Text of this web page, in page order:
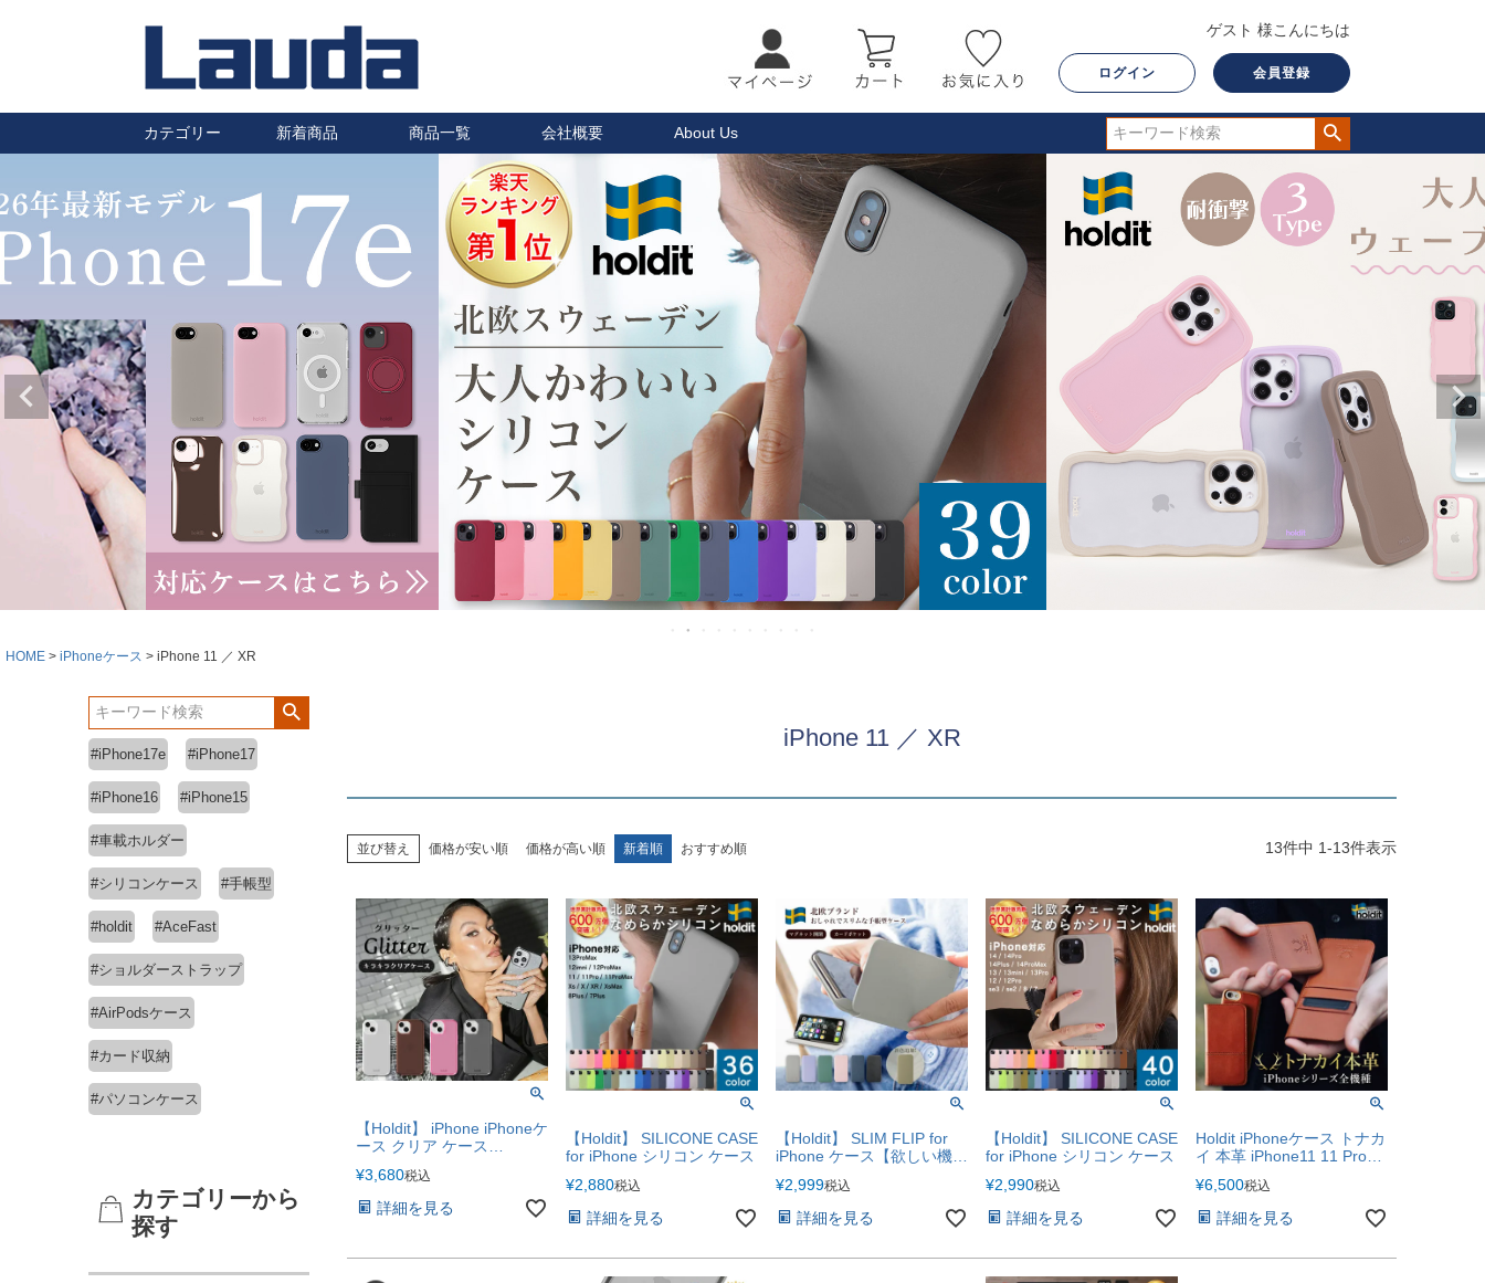
ゲスト 様こんにちは
ログイン 会員登録
カテゴリー
ー
ー
新着商品 商品一覧 会社概要 About Us
HOME iPhoneケース iPhone 11 ／ XR
#iPhone17e #iPhone17
#iPhone16 #iPhone15
#車載ホルダー
#シリコンケース #手帳型
#holdit #AceFast
#ショルダーストラップ
#AirPodsケース
#カード収納
#パソコンケース
カテゴリーから
探す
iPhone 11 ／ XR
並び替え 価格が安い順 価格が高い順 新着順 おすすめ順 13件中 1-13件表示
【Holdit】 iPhone iPhoneケ
ース クリア ケース
iPhone16Pro iPhone16e
iPhone15 iPhone15Pro
iPhone14 iPhone13
¥3,680税込
詳細を見る
【Holdit】 SILICONE CASE
for iPhone シリコン ケース
¥2,880税込
詳細を見る
【Holdit】 SLIM FLIP for
iPhone ケース【欲しい機能
¥2,999税込
詳細を見る
【Holdit】 SILICONE CASE
for iPhone シリコン ケース
¥2,990税込
詳細を見る
Holdit iPhoneケース トナカ
イ 本革 iPhone11 11 Pro
iPhone8 iPhone7 | iPhone
カバー アイフォンケース
アイホン 高級 革製品 おし
ス トナカイ本革
¥6,500税込
詳細を見る